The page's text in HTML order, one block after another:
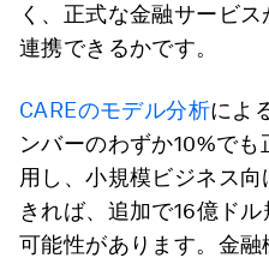
く、正式な金融サービ
連携できるかです。
CAREのモデル分析によ
ンバーのわずか10%で
用し、小規模ビジネス
きれば、追加で16億ド
可能性があります。金